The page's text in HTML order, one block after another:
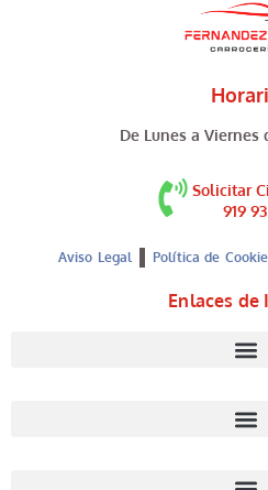
De Lunes a Viernes
Solicitar
919
Aviso Legal Política de
Enlaces de